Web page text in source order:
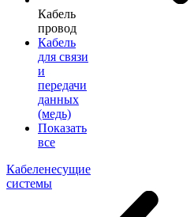
Кабель
провод
Кабель
для связи
и
передачи
данных
(медь)
Показать
все
Кабеленесущие
системы